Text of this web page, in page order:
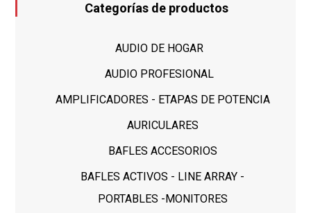
Categorías de productos
AUDIO DE HOGAR
AUDIO PROFESIONAL
AMPLIFICADORES - ETAPAS DE POTENCIA
AURICULARES
BAFLES ACCESORIOS
BAFLES ACTIVOS - LINE ARRAY -
PORTABLES -MONITORES